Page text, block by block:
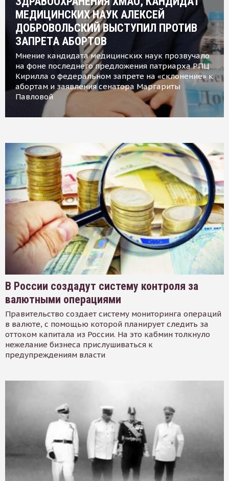
МЕДИЦИНСКИХ НАУК АЛЕКСЕЙ
ДОБРОВОЛЬСКИЙ ВЫСТУПИЛ ПРОТИВ
ЗАПРЕТА АБОРТОВ
Мнение кандидата медицинских наук прозвучало
на фоне последнего предложения патриарха РПЦ
Кирилла о федеральном запрете на «склонение» к
абортам и заявления сенатора Маргариты
Павловой
В России создадут систему контроля за
валютными операциями
Правительство создает систему мониторинга операций
в валюте, с помощью которой планирует следить за
оттоком капитала из России. На это кабмин толкнуло
нежелание бизнеса прислушиваться к
предупреждениям власти